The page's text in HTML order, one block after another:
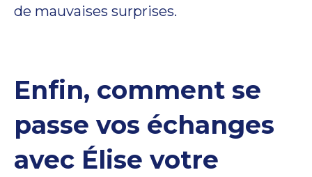
de mauvaises surprises.
Enfin, comment se
passe vos échanges
avec Élise votre